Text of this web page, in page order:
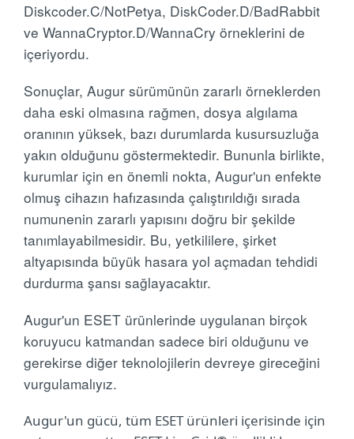
Diskcoder.C/NotPetya, DiskCoder.D/BadRabbit
ve WannaCryptor.D/WannaCry örneklerini de
içeriyordu.
Sonuçlar, Augur sürümünün zararlı örneklerden
daha eski olmasına rağmen, dosya algılama
oranının yüksek, bazı durumlarda kusursuzluğa
yakın olduğunu göstermektedir. Bununla birlikte,
kurumlar için en önemli nokta, Augur'un enfekte
olmuş cihazın hafızasında çalıştırıldığı sırada
numunenin zararlı yapısını doğru bir şekilde
tanımlayabilmesidir. Bu, yetkililere, şirket
altyapısında büyük hasara yol açmadan tehdidi
durdurma şansı sağlayacaktır.
Augur'un ESET ürünlerinde uygulanan birçok
koruyucu katmandan sadece biri olduğunu ve
gerekirse diğer teknolojilerin devreye gireceğini
vurgulamalıyız.
Augur'un gücü, tüm ESET ürünleri içerisinde için